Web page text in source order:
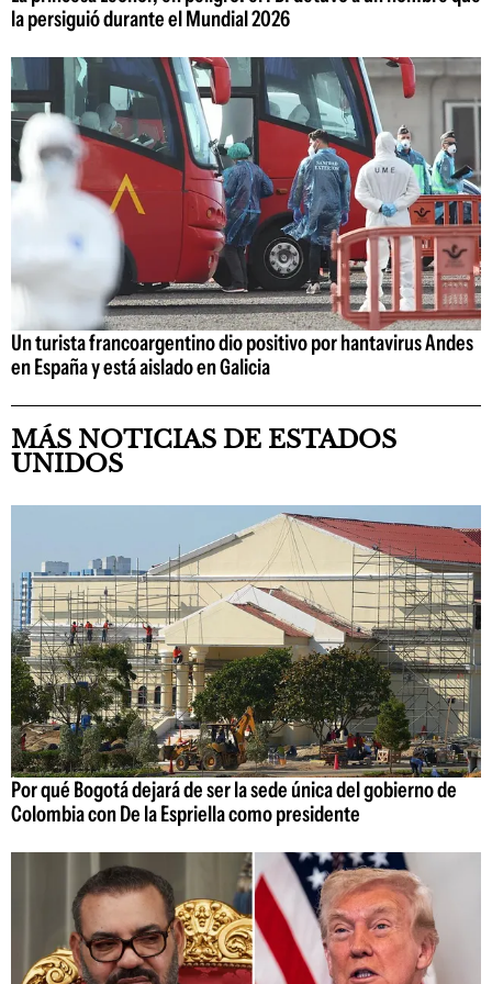
la persiguió durante el Mundial 2026
Un turista francoargentino dio positivo por hantavirus Andes
en España y está aislado en Galicia
MÁS NOTICIAS DE ESTADOS
UNIDOS
Por qué Bogotá dejará de ser la sede única del gobierno de
Colombia con De la Espriella como presidente